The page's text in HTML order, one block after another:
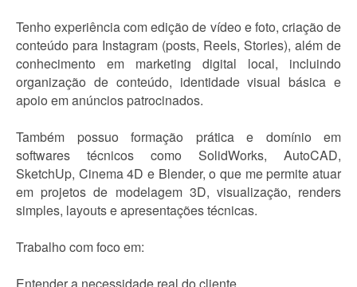
Tenho experiência com edição de vídeo e foto, criação de
conteúdo para Instagram (posts, Reels, Stories), além de
conhecimento em marketing digital local, incluindo
organização de conteúdo, identidade visual básica e
apoio em anúncios patrocinados.
Também possuo formação prática e domínio em
softwares técnicos como SolidWorks, AutoCAD,
SketchUp, Cinema 4D e Blender, o que me permite atuar
em projetos de modelagem 3D, visualização, renders
simples, layouts e apresentações técnicas.
Trabalho com foco em: